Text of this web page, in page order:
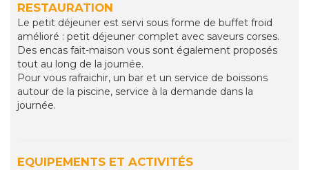
RESTAURATION
Le petit déjeuner est servi sous forme de buffet froid
amélioré : petit déjeuner complet avec saveurs corses.
Des encas fait-maison vous sont également proposés
tout au long de la journée.
Pour vous rafraichir, un bar et un service de boissons
autour de la piscine, service à la demande dans la
journée.
EQUIPEMENTS ET ACTIVITÉS